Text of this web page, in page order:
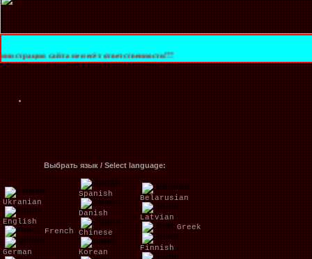
не несёт ответственности!!!
Выбрать язык / Select language:
Ukranian
English
French
German
Spanish
Danish
Chinese
Korean
Belarusian
Latvian
Greek
Finnish